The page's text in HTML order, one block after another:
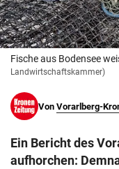
© Krone Multimedia
Muthgasse 2, 1190
Fische aus Bodensee
Landwirtschaftskammer)
Von Vorarlberg-
Ein Bericht des
aufhorchen: